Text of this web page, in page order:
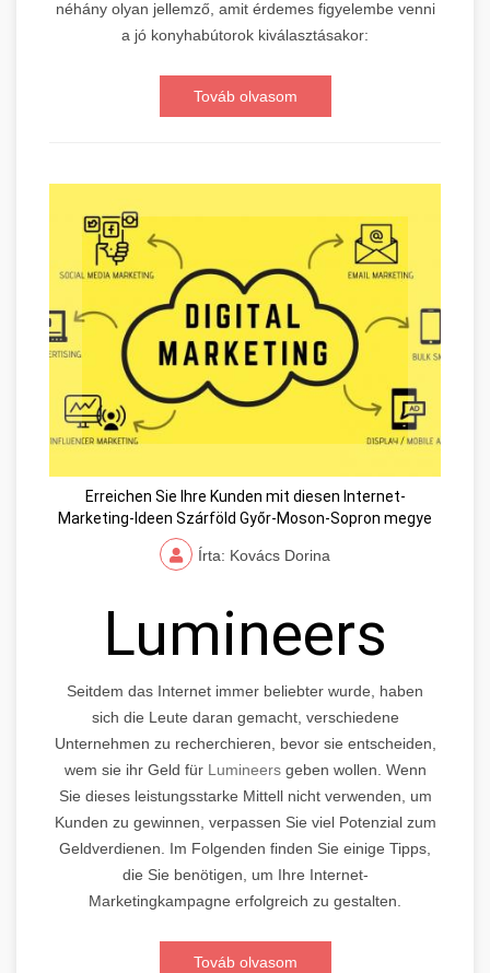
néhány olyan jellemző, amit érdemes figyelembe venni
a jó konyhabútorok kiválasztásakor:
Továb olvasom
Erreichen Sie Ihre Kunden mit diesen Internet-
Marketing-Ideen Szárföld Győr-Moson-Sopron megye
Írta: Kovács Dorina
Lumineers
Seitdem das Internet immer beliebter wurde, haben
sich die Leute daran gemacht, verschiedene
Unternehmen zu recherchieren, bevor sie entscheiden,
wem sie ihr Geld für Lumineersgeben wollen. Wenn
Sie dieses leistungsstarke Mittell nicht verwenden, um
Kunden zu gewinnen, verpassen Sie viel Potenzial zum
Geldverdienen. Im Folgenden finden Sie einige Tipps,
die Sie benötigen, um Ihre Internet-
Marketingkampagne erfolgreich zu gestalten.
Továb olvasom